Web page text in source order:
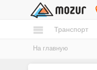
Транспорт
На главную